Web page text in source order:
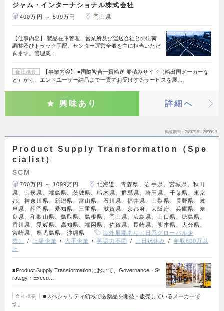
ジャム・インターナショナル株式会社
400万円 ～ 599万円 岡山県
【仕事内容】 製品在庫管理、営業所及び運送会社との出荷
調整及びトラック手配、センター運営全般を主に担当いただ
きます。管理業…
会社概要
【事業内容】 ■国際複合一貫輸送 船積みサイド（輸出国メーカーな
ど）から、エンドユーザー納品まで一貫でお受けするサービスを展…
興味あり 詳細へ
掲載期間 26/07/16～26/08/19
Product Supply Transformation（Spe
cialist）
SCM
700万円 ～ 1099万円
北海道、青森県、岩手県、宮城県、秋田
県、山形県、福島県、茨城県、栃木県、群馬県、埼玉県、千葉県、東京
都、神奈川県、新潟県、富山県、石川県、福井県、山梨県、長野県、岐
阜県、静岡県、愛知県、三重県、滋賀県、京都府、大阪府、兵庫県、奈
良県、和歌山県、鳥取県、島根県、岡山県、広島県、山口県、徳島県、
香川県、愛媛県、高知県、福岡県、佐賀県、長崎県、熊本県、大分県、
宮崎県、鹿児島県、沖縄県
海外展開あり（日系グローバル企
業）
上場企業 大手企業 英語力不問 土日祝休み
年収600万以
上
■Product Supply Transformationにおいて、Governance・St
rategy・Execu…
会社概要
■スペシャリティ領域で医薬品を開発・販売しているメーカーで
す。